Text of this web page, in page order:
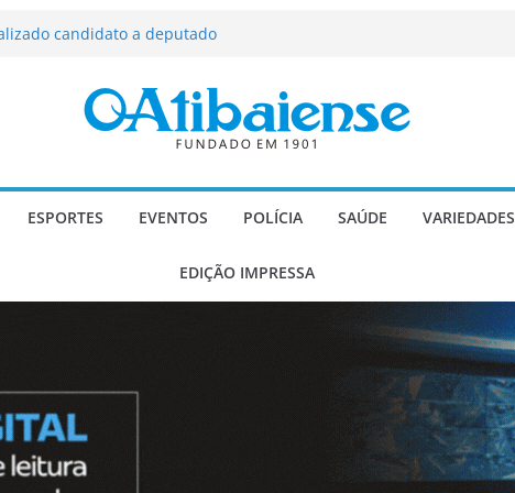
candidato a deputado
Gomes se apresenta no Cine Itá
de Paulo
segurança, limpeza dos
ESPORTES EVENTOS POLÍCIA SAÚDE VARIEDADES
EDIÇÃO IMPRESSA